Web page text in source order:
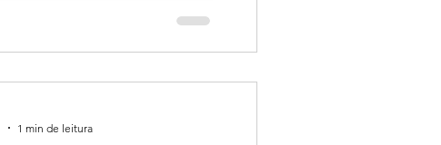
1 min de leitura